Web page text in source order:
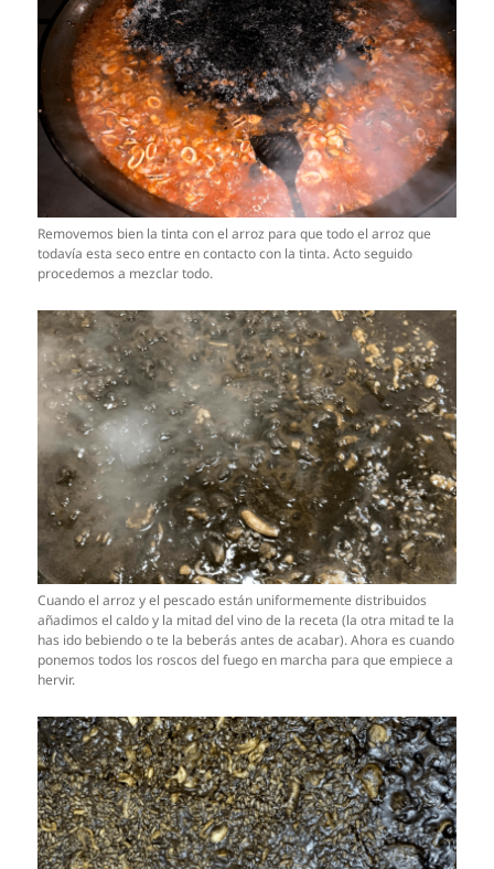
Removemos bien la tinta con el arroz para que todo el arroz que
todavía esta seco entre en contacto con la tinta. Acto seguido
procedemos a mezclar todo.
Cuando el arroz y el pescado están uniformemente distribuidos
añadimos el caldo y la mitad del vino de la receta (la otra mitad te la
has ido bebiendo o te la beberás antes de acabar). Ahora es cuando
ponemos todos los roscos del fuego en marcha para que empiece a
hervir.